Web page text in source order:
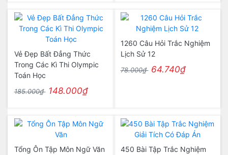
Vẻ Đẹp Bất Đẳng Thức
Trong Các Kì Thi Olympic
Toán Học
185.000₫ 148.000₫
1260 Câu Hỏi Trắc Nghiệm
Lịch Sử 12
78.000₫ 64.740₫
Tổng Ôn Tập Môn Ngữ Văn
450 Bài Tập Trắc Nghiệm